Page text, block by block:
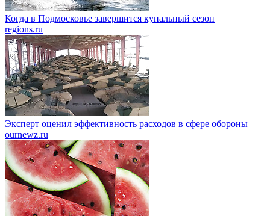
Когда в Подмосковье завершится купальный сезон
regions.ru
Эксперт оценил эффективность расходов в сфере обороны
ournewz.ru